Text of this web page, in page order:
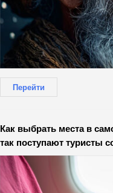
Перейти
Как выбрать места в
так поступают туристы